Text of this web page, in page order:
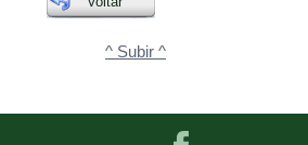
^ Subir ^